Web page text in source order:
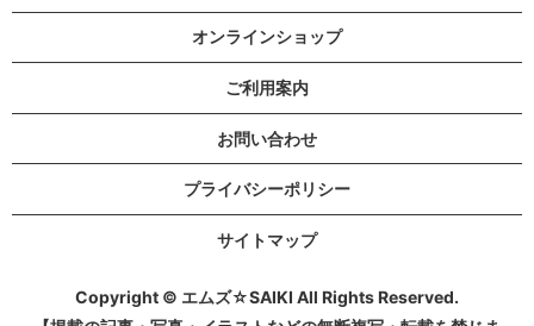
オンラインショップ
ご利用案内
お問い合わせ
プライバシーポリシー
サイトマップ
Copyright © エムズ☆SAIKI All Rights Reserved.